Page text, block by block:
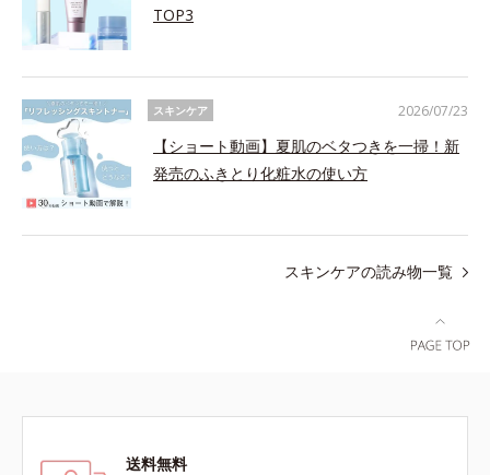
TOP3
スキンケア
【ショート動画】夏肌のベタつきを一掃！新
発売のふきとり化粧水の使い方
2026/07/23
スキンケアの読み物一覧
送料無料